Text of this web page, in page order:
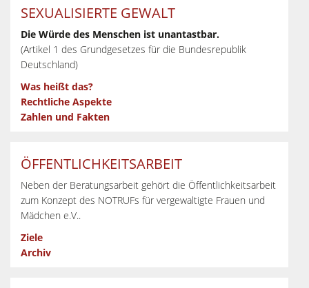
SEXUALISIERTE GEWALT
Die Würde des Menschen ist unantastbar.
(Artikel 1 des Grundgesetzes für die Bundesrepublik
Deutschland)
Was heißt das?
Rechtliche Aspekte
Zahlen und Fakten
ÖFFENTLICHKEITSARBEIT
Neben der Beratungsarbeit gehört die Öffentlichkeitsarbeit
zum Konzept des NOTRUFs für vergewaltigte Frauen und
Mädchen e.V..
Ziele
Archiv